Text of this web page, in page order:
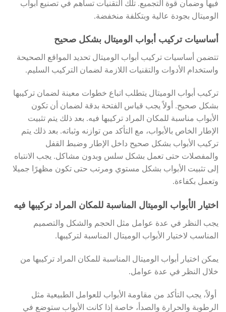
فيها وضمان قوة التجميع. تلك التقنيات تساهم في تصنيع أبواب
الوميتال بجودة عالية وبتكلفة منخفضة.
أساسيات تركيب أبواب الوميتال بشكل صحيح
تتضمن أساسيات تركيب أبواب الوميتال تحديد المواقع الصحيحة
واستخدام الأدوات والتقنيات اللازمة لضمان التركيب السليم.
تركيب أبواب الوميتال يتطلب اتباع خطوات معينة لضمان تركيبها
بشكل صحيح. أولاً يجب قياس الفتحة بدقة لضمان أن تكون
الأبواب مناسبة للمكان المراد تركيبها فيه. بعد ذلك يتم تثبيت
الإطار الخاص بالأبواب، مع التأكد من توازنه وثباته. بعد ذلك يتم
تركيب الأبواب بشكل صحيح داخل الإطار وضبط القفل
والمفصلات حتى تعمل بشكل سلس وبدون مشاكل. يجب الانتباه
إلى تثبيت الأبواب بشكل مستوي ومرتب حتى تكون مظهرًا جميلا
وتعمل بكفاءة.
اختيار الأبواب الوميتال المناسبة للمكان المراد تركيبها فيه
يجب النظر في عدة عوامل مثل الحجم والشكل والتصميم
المناسب لاختيار الأبواب الوميتال المناسبة لتركيبها.
يمكن اختيار أبواب الوميتال المناسبة للمكان المراد تركيبها من
خلال النظر في عدة عوامل.
أولاً، يجب التأكد من مقاومة الأبواب للعوامل الطبيعية مثل
الرطوبة والحرارة والصدأ، خاصة إذا كانت الأبواب ستوضع في